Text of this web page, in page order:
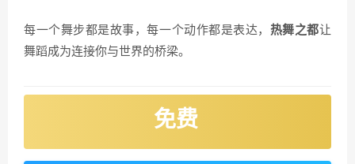
每一个舞步都是故事，每一个动作都是表达， 热舞之都让
舞蹈成为连接你与世界的桥梁。
免费